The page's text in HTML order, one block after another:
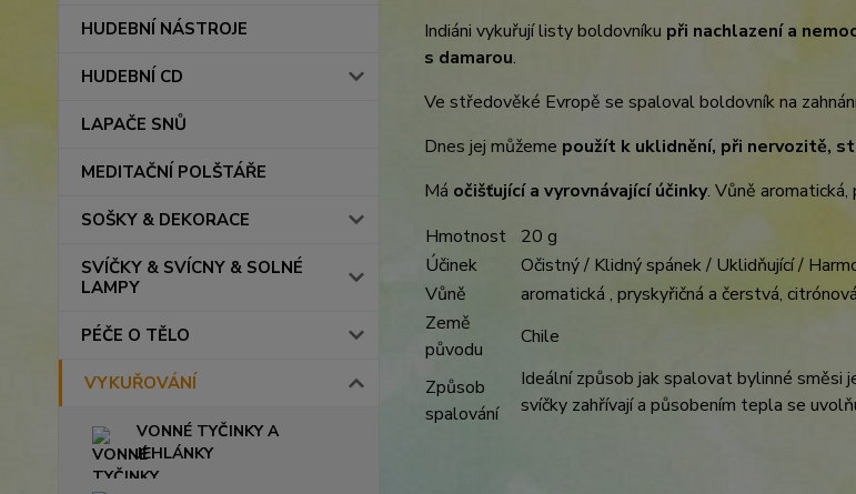
HUDEBNÍ NÁSTROJE
HUDEBNÍ CD
LAPAČE SNŮ
MEDITAČNÍ POLŠTÁŘE
SOŠKY & DEKORACE
SVÍČKY & SVÍCNY & SOLNÉ
LAMPY
PÉČE O TĚLO
VYKUŘOVÁNÍ
VONNÉ TYČINKY A
JEHLÁNKY
Indiáni vykuřují listy boldovníku při nachlazení a
s damarou.
Ve středověké Evropě se spaloval boldovník na
Dnes jej můžeme použít k uklidnění, při nervozitě,
Má očišťující a vyrovnávající účinky. Vůně
Hmotnost
20 g
Účinek
Očistný / Klidný spánek / Uklidňující /
Vůně
aromatická , pryskyřičná a čerstvá, citrónová
Země
původu
Chile
Způsob
spalování
Ideální způsob jak spalovat bylinné směsi
svíčky zahřívají a působením tepla se